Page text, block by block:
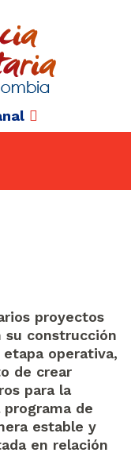
proyectos
su construcción
operativa,
de crear
para la
de
estable y
en relación